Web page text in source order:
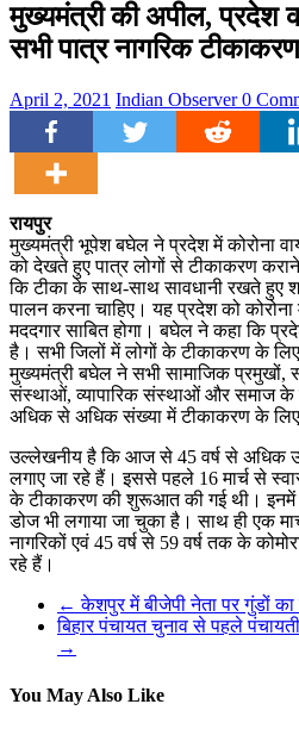
मुख्यमंत्री की अपील, प्रदेश
सभी पात्र नागरिक
April 2, 2021 Indian Observer0
रायपुर
मुख्यमंत्री भूपेश बघेल ने प्रदेश में कोरोना
को देखते हुए पात्र लोगों से टीकाकरण
कि टीका के साथ-साथ सावधानी रखते हुए
पालन करना चाहिए। यह प्रदेश को
मददगार साबित होगा। बघेल ने कहा कि
है। सभी जिलों में लोगों के टीकाकरण के
मुख्यमंत्री बघेल ने सभी सामाजिक प्रमुखों,
संस्थाओं, व्यापारिक संस्थाओं और समाज के
अधिक से अधिक संख्या में टीकाकरण के
उल्लेखनीय है कि आज से 45 वर्ष से अधिक
लगाए जा रहे हैं। इससे पहले 16 मार्च से
के टीकाकरण की शुरूआत की गई थी। इनमें
डोज भी लगाया जा चुका है। साथ ही एक
नागरिकों एवं 45 वर्ष से 59 वर्ष तक के
रहे हैं।
← केशपुर में बीजेपी नेता पर गुंडों का
बिहार पंचायत चुनाव से पहले
→
You May Also Like